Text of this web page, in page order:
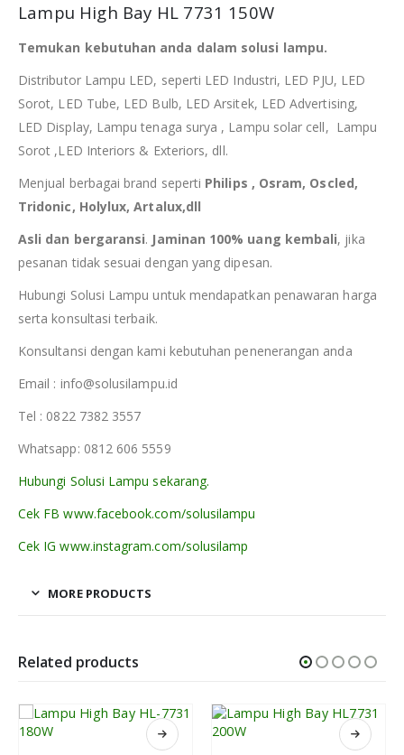
Lampu High Bay HL 7731 150W
Temukan kebutuhan anda dalam solusi lampu.
Distributor Lampu LED, seperti LED Industri, LED PJU, LED
Sorot, LED Tube, LED Bulb, LED Arsitek, LED Advertising,
LED Display, Lampu tenaga surya , Lampu solar cell, Lampu
Sorot ,LED Interiors & Exteriors, dll.
Menjual berbagai brand seperti Philips , Osram, Oscled,
Tridonic, Holylux, Artalux,dll
Asli dan bergaransi. Jaminan 100% uang kembali, jika
pesanan tidak sesuai dengan yang dipesan.
Hubungi Solusi Lampu untuk mendapatkan penawaran harga
serta konsultasi terbaik.
Konsultansi dengan kami kebutuhan penenerangan anda
Email : info@solusilampu.id
Tel : 0822 7382 3557
Whatsapp: 0812 606 5559
Hubungi Solusi Lampu sekarang.
Cek FB www.facebook.com/solusilampu
Cek IG www.instagram.com/solusilamp
MORE PRODUCTS
Related products